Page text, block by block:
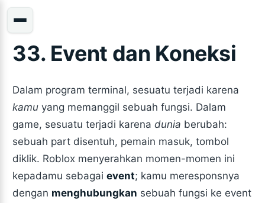
33. Event dan Koneksi
Dalam program terminal, sesuatu terjadi karena
kamu yang memanggil sebuah fungsi. Dalam
game, sesuatu terjadi karenadunia berubah:
sebuah part disentuh, pemain masuk, tombol
diklik. Roblox menyerahkan momen-momen ini
kepadamu sebagaievent; kamu meresponsnya
dengan menghubungkan sebuah fungsi ke event